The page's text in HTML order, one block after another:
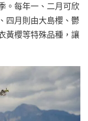
。每年一、二月可欣
四月則由大島櫻、鬱
黃櫻等特殊品種，讓